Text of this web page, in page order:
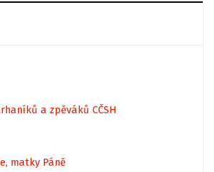
a zpěváků CČSH
matky Páně